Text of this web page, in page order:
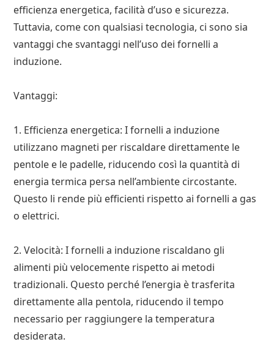
efficienza energetica, facilità d’uso e sicurezza.
Tuttavia, come con qualsiasi tecnologia, ci sono sia
vantaggi che svantaggi nell’uso dei fornelli a
induzione.
Vantaggi:
1. Efficienza energetica: I fornelli a induzione
utilizzano magneti per riscaldare direttamente le
pentole e le padelle, riducendo così la quantità di
energia termica persa nell’ambiente circostante.
Questo li rende più efficienti rispetto ai fornelli a gas
o elettrici.
2. Velocità: I fornelli a induzione riscaldano gli
alimenti più velocemente rispetto ai metodi
tradizionali. Questo perché l’energia è trasferita
direttamente alla pentola, riducendo il tempo
necessario per raggiungere la temperatura
desiderata.